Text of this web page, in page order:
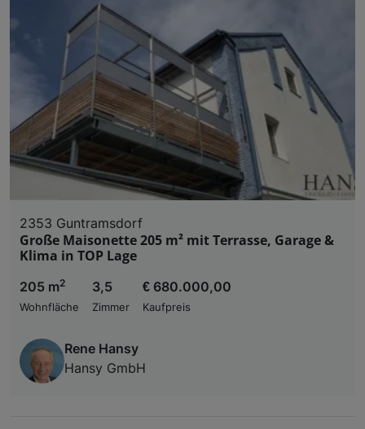
2353 Guntramsdorf
Große Maisonette 205 m² mit Terrasse, Garage &
Klima in TOP Lage
205 m2
Wohnfläche
3,5
Zimmer
€ 680.000,00
Kaufpreis
Rene Hansy
Hansy GmbH